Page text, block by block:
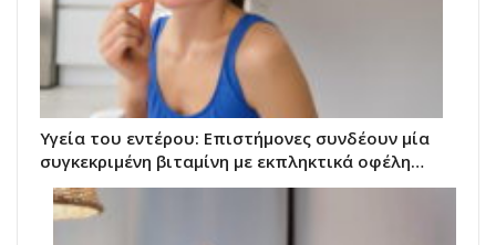
Υγεία του εντέρου: Επιστήμονες συνδέουν μία
συγκεκριμένη βιταμίνη με εκπληκτικά οφέλη…